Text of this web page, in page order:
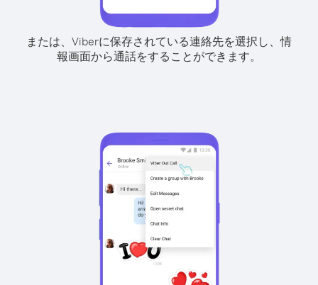
または、Viberに保存されている連絡先を選択し、情
報画面から通話をすることができます。